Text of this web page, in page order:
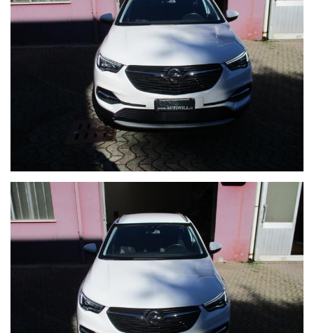
SENSORI DI POSTEGGIO POSTERIORI
CRUISE CONTROL
COMANDI AL VOLANTE
COMPUTER DI BORDO